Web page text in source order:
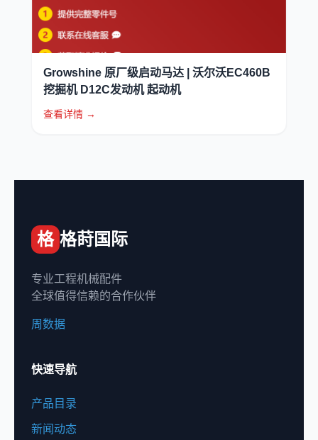
Growshine 原厂级启动马达 | 沃尔沃EC460B
挖掘机 D12C发动机 起动机
查看详情 →
格 格莳国际
专业工程机械配件
全球值得信赖的合作伙伴
周数据
快速导航
产品目录
新闻动态